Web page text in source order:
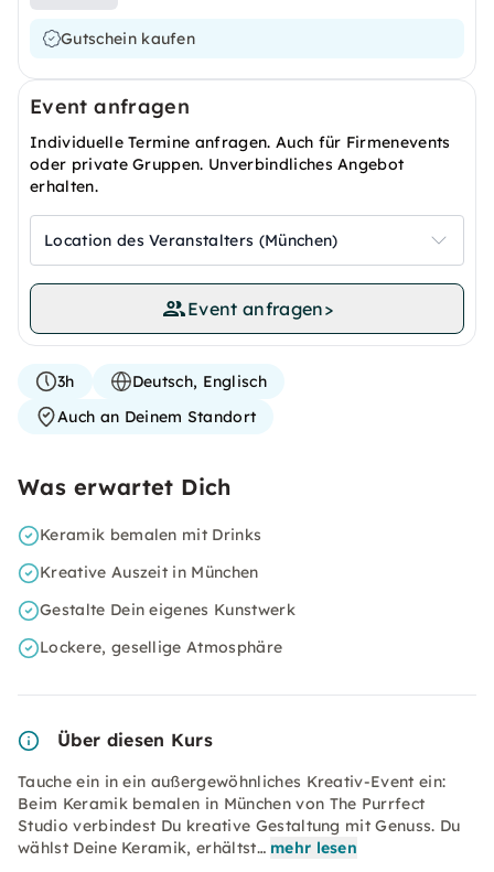
Gutschein kaufen
Event anfragen
Individuelle Termine anfragen. Auch für Firmenevents
oder private Gruppen. Unverbindliches Angebot
erhalten.
Location des Veranstalters (München)
Event anfragen>
3h
Deutsch, Englisch
Auch an Deinem Standort
Was erwartet Dich
Keramik bemalen mit Drinks
Kreative Auszeit in München
Gestalte Dein eigenes Kunstwerk
Lockere, gesellige Atmosphäre
Über diesen Kurs
Tauche ein in ein außergewöhnliches Kreativ-Event ein:
Beim Keramik bemalen in München von The Purrfect
Studio verbindest Du kreative Gestaltung mit Genuss. Du
wählst Deine Keramik, erhältst… mehr lesen